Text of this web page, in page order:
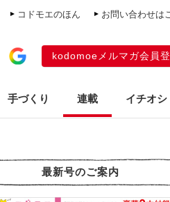
コドモエのほん お問い合わせは
kodomoeメルマガ会員
手づくり 連載 イチオシ
最新号のご案内